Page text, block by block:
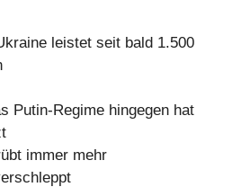
leistet seit bald 1.500
Putin-Regime hingegen hat
immer mehr